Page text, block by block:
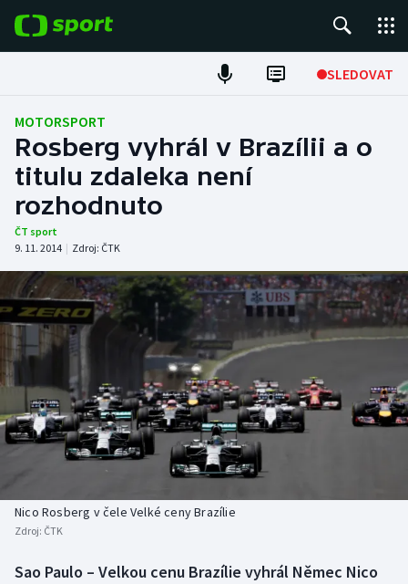
SLEDOVAT
Fotbal
Hokej
Tenis
Atletika
Cyklistika
DALŠÍ SPORTY
Americký fotbal
Baseball a softbal
Basketbal
Biatlon
NEPŘEHLÉDNĚTE
Soutěže
Historické návraty
Aplikace ČT sport
MOTORSPORT
Rosberg vyhrál v Brazílii a o
titulu zdaleka není
rozhodnuto
ČT sport
9. 11. 2014 | Zdroj: ČTK
Nico Rosberg v čele Velké ceny Brazílie
Zdroj: ČTK
Sao Paulo – Velkou cenu Brazílie vyhrál Němec Nico